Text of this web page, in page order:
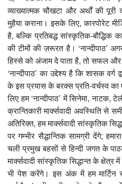
व्याख्यात्मक चौखटा और अर्थों की
मुहैया कराना। इसके लिए, कारपोरेट
है, बल्कि प्रतिबद्ध सांस्कृतिक-बौद्धिक
की टीमों की ज़रूरत है। ‘नान्दीपाठ’
हिस्से को अंजाम दे पाता है, तो सफल और
‘नान्दीपाठ’ का उद्देश्य है कि शासक
के इस प्रयास के बरक्स प्रति-वर्चस्व
लिए हम ‘नान्दीपाठ’ में सिनेमा, नाटक,
क्रान्तिकारी मार्क्सवादी अवस्थिति
अतिरिक्त, हम मार्क्सवादी सांस्कृतिक
पर गम्भीर सैद्धान्तिक सामग्री देंगे;
चली प्रमुख बहसों से हिन्दी जगत के
मार्क्सवादी सांस्कृतिक सिद्धान्त के
भी पेश करेंगे। इस अंक में हम मार्टिन